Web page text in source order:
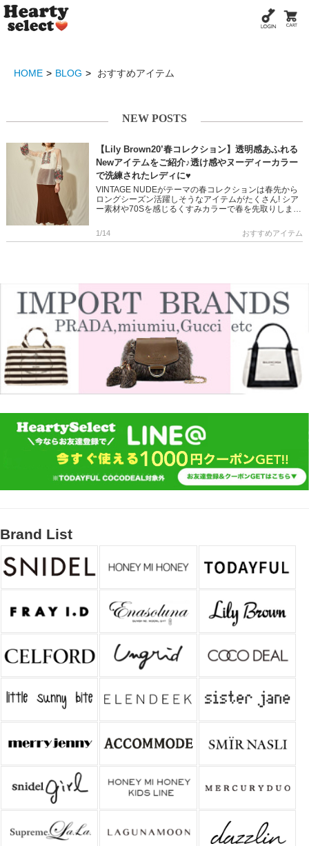
HOME BLOG おすすめアイテム
NEW POSTS
【Lily Brown20’春コレクション】透明感あふれる
Newアイテムをご紹介♪透け感やヌーディーカラー
で洗練されたレディに♥
VINTAGE NUDEがテーマの春コレクションは春先から
ロングシーズン活躍しそうなアイテムがたくさん! シア
ー素材や70Sを感じるくすみカラーで春を先取りしまし
1/14 おすすめアイテム
Brand List